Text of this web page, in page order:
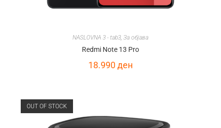
NASLOVNA 3 - tab3, За објава
Redmi Note 13 Pro
18.990ден
OUT OF STOCK